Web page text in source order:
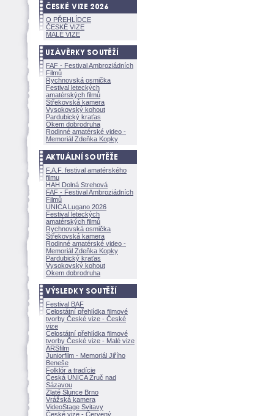
O PŘEHLÍDCE
ČESKÉ VIZE
MALÉ VIZE
FAF - Festival Ambroziádních
Filmů
Rychnovská osmička
Festival leteckých
amatérských filmů
Střekovská kamera
Vysokovský kohout
Pardubický kraťas
Okem dobrodruha
Rodinné amatérské video -
Memoriál Zdeňka Kopky
F.A.F. festival amatérského
filmu
HAH Dolná Strehov
FAF - Festival Ambroziádních
Filmů
UNICA Lugano 2026
Festival leteckých
amatérských filmů
Rychnovská osmička
Střekovská kamera
Rodinné amatérské video -
Memoriál Zdeňka Kopky
Pardubický kraťas
Vysokovský kohout
Okem dobrodruha
Festival BAF
Celostátní přehlídka filmové
tvorby České vize - České
vize
Celostátní přehlídka filmové
tvorby České vize - Malé vize
ARSfilm
Juniorfilm - Memoriál Jiřího
Beneše
Folklór a tradície
Česká UNICA Zruč nad
Sázavou
Zlaté Slunce Brno
Vrážská kamera
VideoStage Svitavy
České vize - Červený